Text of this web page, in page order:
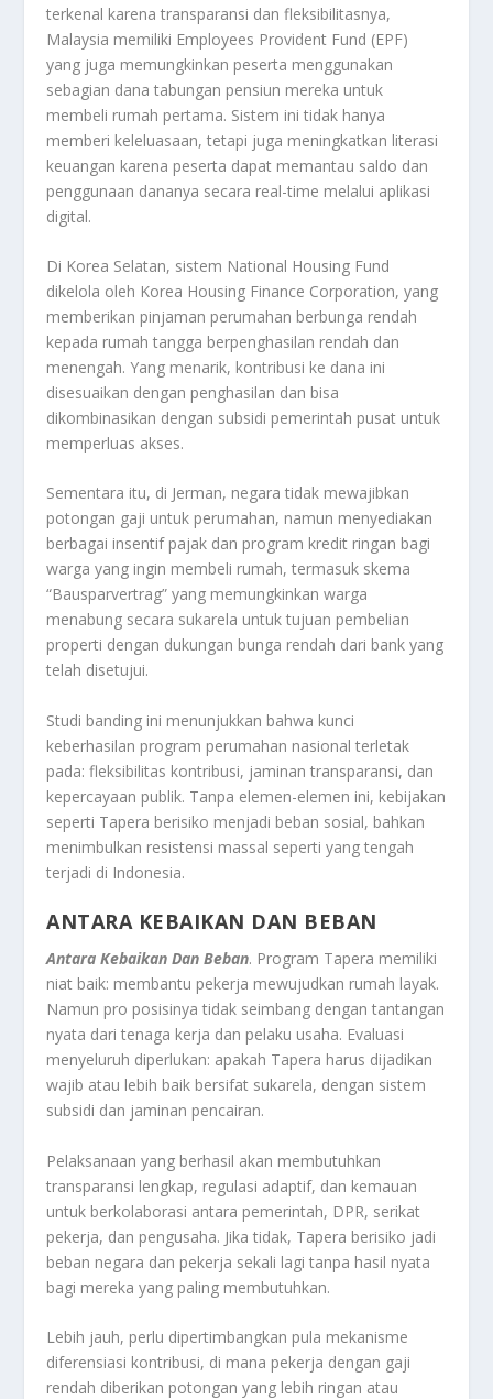
terkenal karena transparansi dan fleksibilitasnya,
Malaysia memiliki Employees Provident Fund (EPF)
yang juga memungkinkan peserta menggunakan
sebagian dana tabungan pensiun mereka untuk
membeli rumah pertama. Sistem ini tidak hanya
memberi keleluasaan, tetapi juga meningkatkan literasi
keuangan karena peserta dapat memantau saldo dan
penggunaan dananya secara real-time melalui aplikasi
digital.
Di Korea Selatan, sistem National Housing Fund
dikelola oleh Korea Housing Finance Corporation, yang
memberikan pinjaman perumahan berbunga rendah
kepada rumah tangga berpenghasilan rendah dan
menengah. Yang menarik, kontribusi ke dana ini
disesuaikan dengan penghasilan dan bisa
dikombinasikan dengan subsidi pemerintah pusat untuk
memperluas akses.
Sementara itu, di Jerman, negara tidak mewajibkan
potongan gaji untuk perumahan, namun menyediakan
berbagai insentif pajak dan program kredit ringan bagi
warga yang ingin membeli rumah, termasuk skema
“Bausparvertrag” yang memungkinkan warga
menabung secara sukarela untuk tujuan pembelian
properti dengan dukungan bunga rendah dari bank yang
telah disetujui.
Studi banding ini menunjukkan bahwa kunci
keberhasilan program perumahan nasional terletak
pada: fleksibilitas kontribusi, jaminan transparansi, dan
kepercayaan publik. Tanpa elemen-elemen ini, kebijakan
seperti Tapera berisiko menjadi beban sosial, bahkan
menimbulkan resistensi massal seperti yang tengah
terjadi di Indonesia.
ANTARA KEBAIKAN DAN BEBAN
Antara Kebaikan Dan Beban. Program Tapera memiliki
niat baik: membantu pekerja mewujudkan rumah layak.
Namun pro posisinya tidak seimbang dengan tantangan
nyata dari tenaga kerja dan pelaku usaha. Evaluasi
menyeluruh diperlukan: apakah Tapera harus dijadikan
wajib atau lebih baik bersifat sukarela, dengan sistem
subsidi dan jaminan pencairan.
Pelaksanaan yang berhasil akan membutuhkan
transparansi lengkap, regulasi adaptif, dan kemauan
untuk berkolaborasi antara pemerintah, DPR, serikat
pekerja, dan pengusaha. Jika tidak, Tapera berisiko jadi
beban negara dan pekerja sekali lagi tanpa hasil nyata
bagi mereka yang paling membutuhkan.
Lebih jauh, perlu dipertimbangkan pula mekanisme
diferensiasi kontribusi, di mana pekerja dengan gaji
rendah diberikan potongan yang lebih ringan atau